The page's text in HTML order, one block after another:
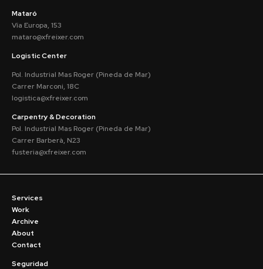
Mataró
Vía Europa, 153
mataro@xfreixer.com
Logistic Center
Pol. Industrial Mas Roger (Pineda de Mar)
Carrer Marconi, 18C
logistica@xfreixer.com
Carpentry & Decoration
Pol. Industrial Mas Roger (Pineda de Mar)
Carrer Barberà, N23
fusteria@xfreixer.com
Services
Work
Archive
About
Contact
Seguridad